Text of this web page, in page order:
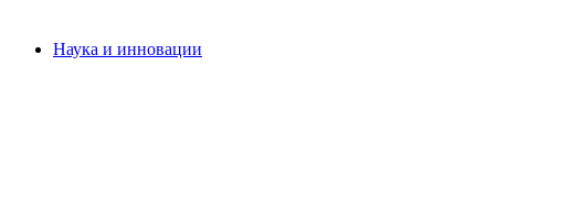
Наука и инновации